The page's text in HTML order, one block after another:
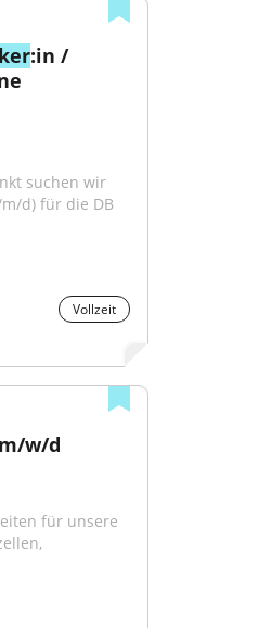
:in /
suchen wir
d) für die DB
Vollzeit
w/d
für unsere